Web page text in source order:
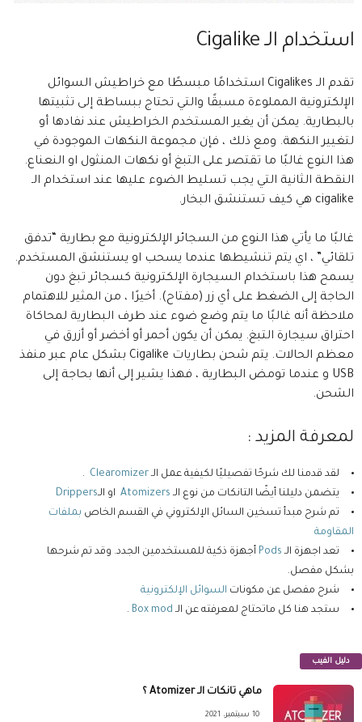
استخدام الـ Cigalike
تقدم الـ Cigalikes استخدامًا مبسطًا مع خراطيش السوائل
الإلكترونية المملوءة مسبقًا والتي تحتاج ببساطة إلى تثبيتها
بالبطارية. يمكن أن يغير المستخدم الخراطيش عند نفادها أو
لتغيير النكهة. ومع ذلك ، فإن مجموعة النكهات الموجودة في
هذا النوع غالبًا ما تقتصر على التبغ أو نكهات المنثول او النعناع.
النقطة الثانية التي يجب تسليط الضوء عليها عند استخدام الـ
cigalike هي كيف تستنشق البخار.
غالبًا ما يأتي هذا النوع من السجائر الإلكترونية مع بطارية “تدفق
تلقائي” ، اي يتم تنشيطها عندما يسحب او يستنشق المستخدم.
يسمح هذا باستخدام السيجارة الإلكترونية كسجائر تبغ دون
الحاجة إلى الضغط على أي زر (مفتاح). أخيرًا ، من المثير للاهتمام
ملاحظة أنه غالبًا ما يتم وضع ضوء عند طرف البطارية لمحاكاة
احتراق سيجارة التبغ. يمكن أن يكون أحمر أو أخضر أو ​​أزرق في
معظم الحالات. يتم شحن بطاريات Cigalike بشكل عام عبر منفذ
USB و عندما تومض البطارية ، فهذا يشير إلى أنها بحاجة إلى
الشحن.
لمعرفة المزيد :
لقد قدمنا لك شرحًا تفصيليًا لكيفية عمل الـClearomizer
يتضمن دليلنا أيضًا التانكات من نوع الـAtomizers او الـDrippers
تم شرح مبدأ تسخين السائل الإلكتروني في القسم الخاص بملفات
المقاومة
تعد اجهزة الـPodsأجهزة ذكية للمستخدمين الجدد. وقد تم شرحها
بشكل مفصل.
شرح مفصل عن مكونات السوائل الإلكترونية
ستجد هنا كل ماتحتاج لمعرفته عن الـBox mod
.
دليل الفيب
ماهي تانكات الـ Atomizer ؟
10 سبتمبر، 2021